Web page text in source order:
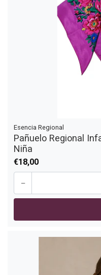
Esencia Regional
Pañuelo Regional
Niña
€18,00
-